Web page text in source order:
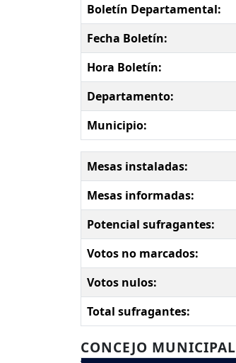
Boletín Departamental:
Fecha Boletín:
Hora Boletín:
Departamento:
Municipio:
Mesas instaladas:
Mesas informadas:
Potencial sufragantes:
Votos no marcados:
Votos nulos:
Total sufragantes:
CONCEJO MUNICIPAL